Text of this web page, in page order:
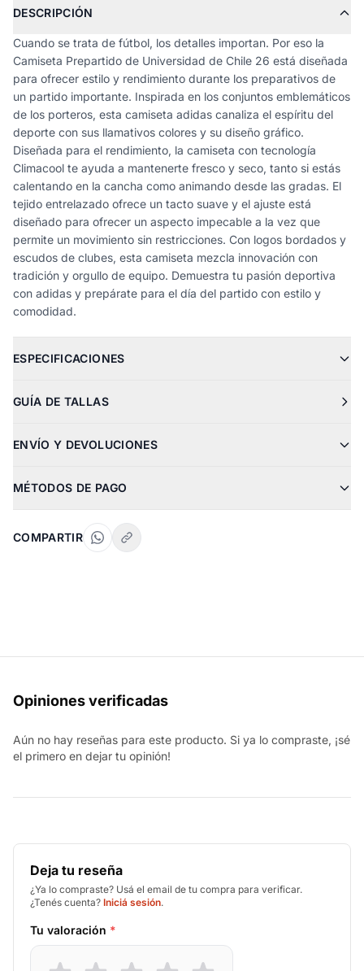
DESCRIPCIÓN
Cuando se trata de fútbol, los detalles importan. Por eso la
Camiseta Prepartido de Universidad de Chile 26 está diseñada
para ofrecer estilo y rendimiento durante los preparativos de
un partido importante. Inspirada en los conjuntos emblemáticos
de los porteros, esta camiseta adidas canaliza el espíritu del
deporte con sus llamativos colores y su diseño gráfico.
Diseñada para el rendimiento, la camiseta con tecnología
Climacool te ayuda a mantenerte fresco y seco, tanto si estás
calentando en la cancha como animando desde las gradas. El
tejido entrelazado ofrece un tacto suave y el ajuste está
diseñado para ofrecer un aspecto impecable a la vez que
permite un movimiento sin restricciones. Con logos bordados y
escudos de clubes, esta camiseta mezcla innovación con
tradición y orgullo de equipo. Demuestra tu pasión deportiva
con adidas y prepárate para el día del partido con estilo y
comodidad.
ESPECIFICACIONES
GUÍA DE TALLAS
ENVÍO Y DEVOLUCIONES
MÉTODOS DE PAGO
COMPARTIR
Opiniones verificadas
Aún no hay reseñas para este producto. Si ya lo compraste, ¡sé
el primero en dejar tu opinión!
Deja tu reseña
¿Ya lo compraste? Usá el email de tu compra para verificar.
¿Tenés cuenta? Iniciá sesión.
Tu valoración *